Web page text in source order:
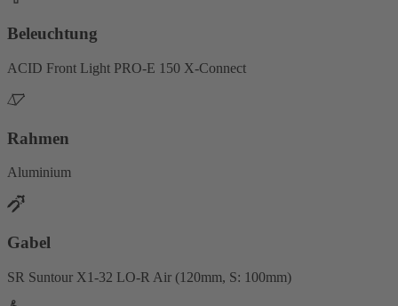
Beleuchtung
ACID Front Light PRO-E 150 X-Connect
Rahmen
Aluminium
Gabel
SR Suntour X1-32 LO-R Air (120mm, S: 100mm)